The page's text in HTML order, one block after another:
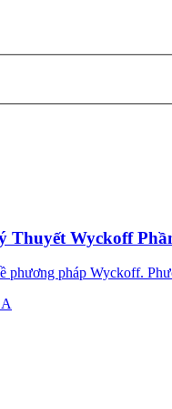
Thuyết Wyckoff
phương pháp Wyckoff.